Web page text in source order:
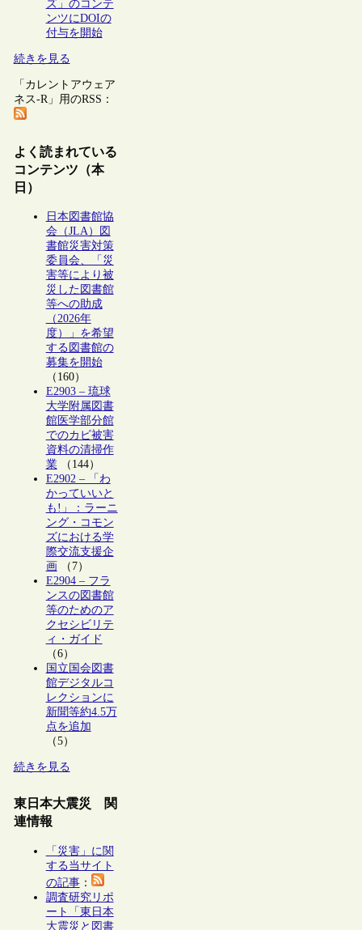
ズ」のコンテ
ンツにDOIの
付与を開始
続きを見る
「カレントアウェア
ネス-R」用のRSS：
よく読まれている
コンテンツ（本
日）
日本図書館協
会（JLA）図
書館災害対策
委員会、「災
害等により被
災した図書館
等への助成
（2026年
度）」を希望
する図書館の
募集を開始
（160）
E2903 – 琉球
大学附属図書
館医学部分館
でのカビ被害
資料の清掃作
業（144）
E2902 – 「わ
かっていいと
も!」：ラーニ
ング・コモン
ズにおける学
際交流支援企
画 （7）
E2904 – フラ
ンスの図書館
等のためのア
クセシビリテ
ィ・ガイド
（6）
国立国会図書
館デジタルコ
レクションに
新聞等約4.5万
点を追加
（5）
続きを見る
東日本大震災 関
連情報
「災害」に関
する当サイト
の記事：
調査研究リポ
ート「東日本
大震災と図書